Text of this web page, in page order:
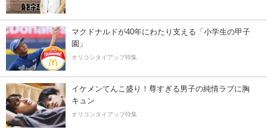
マクドナルドが40年にわたり支える「小学生の甲子
園」
オリコンタイアップ特集
イケメンてんこ盛り！尊すぎる男子の純情ラブに胸
キュン
オリコンタイアップ特集